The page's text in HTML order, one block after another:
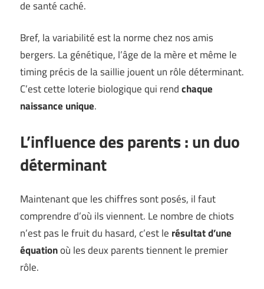
de santé caché.
Bref, la variabilité est la norme chez nos amis
bergers. La génétique, l’âge de la mère et même le
timing précis de la saillie jouent un rôle déterminant.
C’est cette loterie biologique qui rendchaque
naissance unique.
L’influence des parents : un duo
déterminant
Maintenant que les chiffres sont posés, il faut
comprendre d’où ils viennent. Le nombre de chiots
n’est pas le fruit du hasard, c’est le résultat d’une
équationoù les deux parents tiennent le premier
rôle.